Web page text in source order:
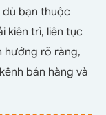
bạn thuộc
kiên trì, liên tục
hướng rõ ràng,
bán hàng và